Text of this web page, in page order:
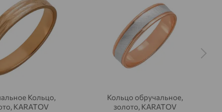
Кольцо,
KARATOV
Кольцо обручальное,
золото, KARATOV